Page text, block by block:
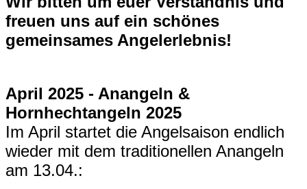
freuen uns auf ein schönes
gemeinsames Angelerlebnis!
April 2025 - Anangeln &
Hornhechtangeln 2025
Im April startet die Angelsaison endlich
wieder mit dem traditionellen Anangeln
am 13.04.: